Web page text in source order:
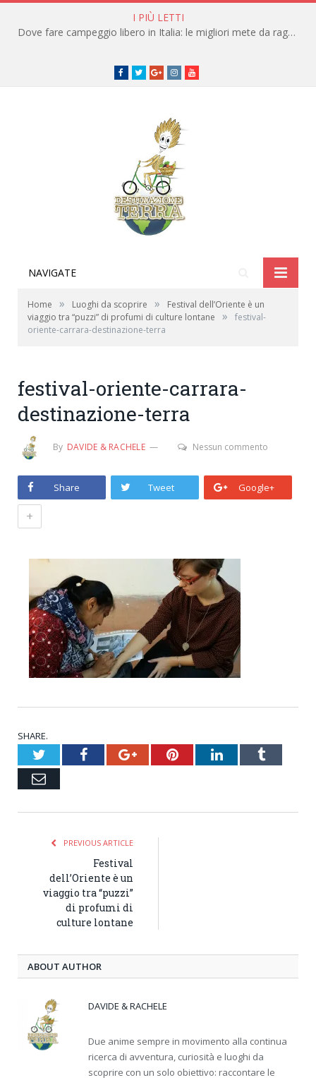
I PIÙ LETTI
Dove fare campeggio libero in Italia: le migliori mete da raggiungere in traghetto
Facebook
TwitterGoogle+instagramyoutube
NAVIGATE
Home » Luoghi da scoprire »
Festival dell’Oriente è un
viaggio tra “puzzi” di profumi di culture lontane
»
festival-
oriente-carrara-destinazione-terra
festival-oriente-carrara-
destinazione-terra
By DAVIDE & RACHELE Nessun commento
Share Tweet Google+
+
SHARE.
TwitterFacebookGoogle+PinterestLinkedInTumblr
Email
PREVIOUS ARTICLE
Festival
dell’Oriente è un
viaggio tra “puzzi”
di profumi di
culture lontane
ABOUT AUTHOR
DAVIDE & RACHELE
Due anime sempre in movimento alla continua
ricerca di avventura, curiosità e luoghi da
scoprire con un solo obiettivo: raccontare le